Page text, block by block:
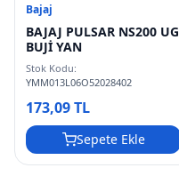
Bajaj
BAJAJ PULSAR NS200 UG
BUJİ YAN
Stok Kodu:
YMM013L06O52028402
173,09 TL
Sepete Ekle